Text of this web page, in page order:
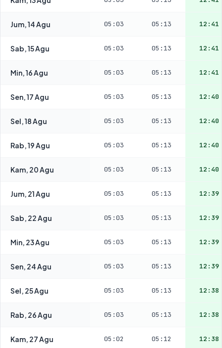
Jum, 14 Agu 05:03 05:13 12:41
Sab, 15 Agu 05:03 05:13 12:41
Min, 16 Agu 05:03 05:13 12:41
Sen, 17 Agu 05:03 05:13 12:40
Sel, 18 Agu 05:03 05:13 12:40
Rab, 19 Agu 05:03 05:13 12:40
Kam, 20 Agu 05:03 05:13 12:40
Jum, 21 Agu 05:03 05:13 12:39
Sab, 22 Agu 05:03 05:13 12:39
Min, 23 Agu 05:03 05:13 12:39
Sen, 24 Agu 05:03 05:13 12:39
Sel, 25 Agu 05:03 05:13 12:38
Rab, 26 Agu 05:03 05:13 12:38
Kam, 27 Agu 05:02 05:12 12:38